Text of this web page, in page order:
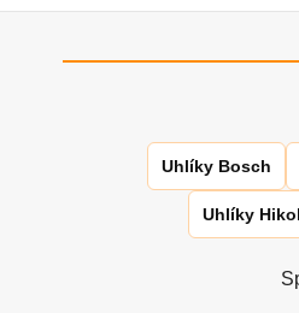
Uhlíky Bosch
Uhlíky